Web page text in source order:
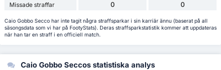
Missade straffar 0 0
Caio Gobbo Secco har inte tagit några straffsparkar i sin karriär ännu (baserat på all
säsongsdata som vi har på FootyStats). Deras straffsparkstatistik kommer att uppdateras
när han tar en straff i en officiell match.
Caio Gobbo Seccos statistiska analys